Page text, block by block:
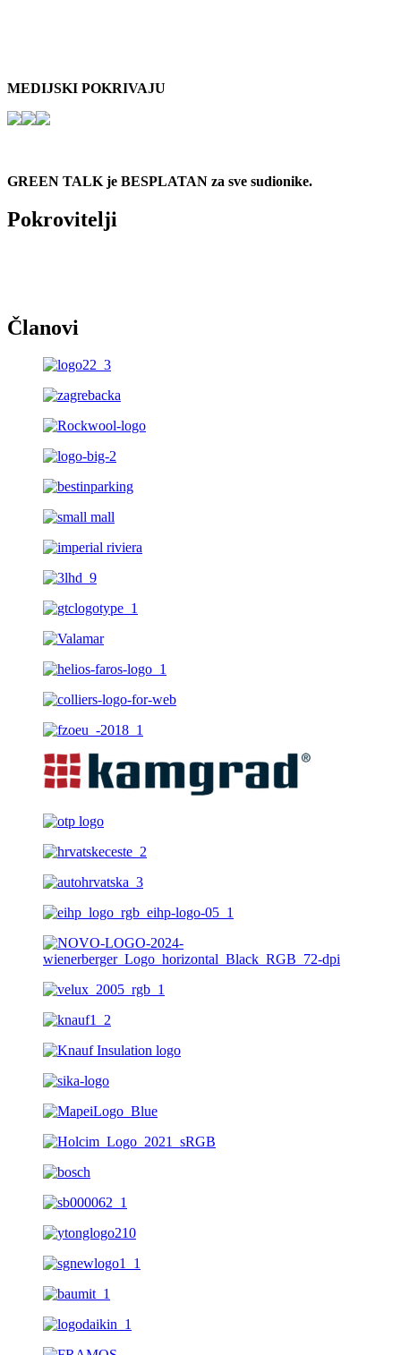
MEDIJSKI POKRIVAJU
GREEN TALK je BESPLATAN za sve sudionike.
Pokrovitelji
Članovi